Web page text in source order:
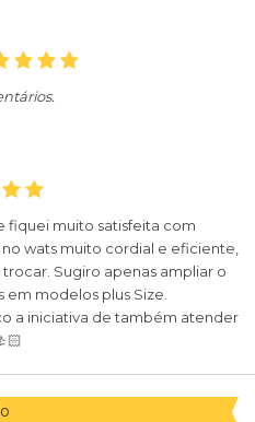
fiquei muito satisfeita com
wats muito cordial e eficiente,
Sugiro apenas ampliar o
modelos plus Size.
a iniciativa de também atender